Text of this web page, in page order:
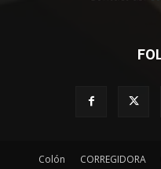
Colón CORREGIDORA